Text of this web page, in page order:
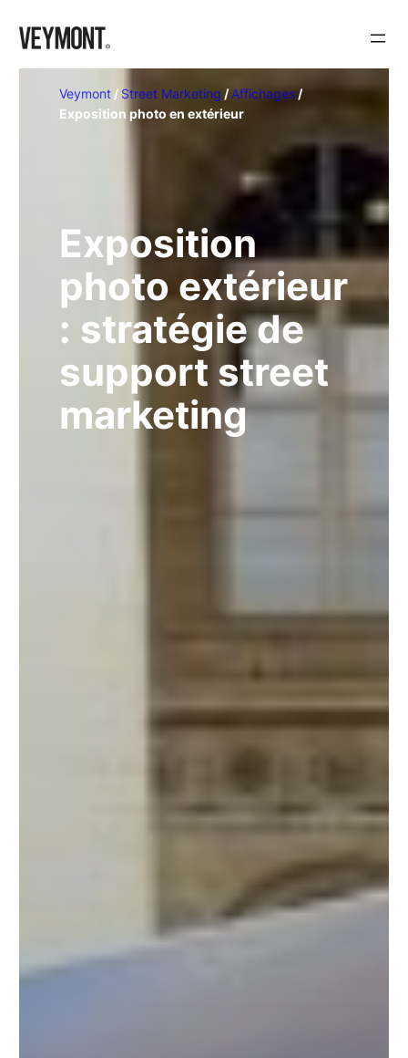
Veymont / Street Marketing /Affichages /
Exposition photo en extérieur
Exposition
photo extérieur
: stratégie de
support street
marketing